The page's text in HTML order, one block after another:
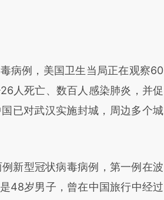
例，美国卫生当局正在观察60
人死亡、数百人感染肺炎，并促
已对武汉实施封城，周边多个城
型冠状病毒病例，第一例在波
48岁男子，曾在中国旅行中经过